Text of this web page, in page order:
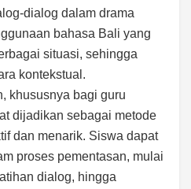
dialog dalam drama
bahasa Bali yang
situasi, sehingga
kontekstual.
khususnya bagi guru
dijadikan sebagai metode
dan menarik. Siswa dapat
proses pementasan, mulai
dialog, hingga